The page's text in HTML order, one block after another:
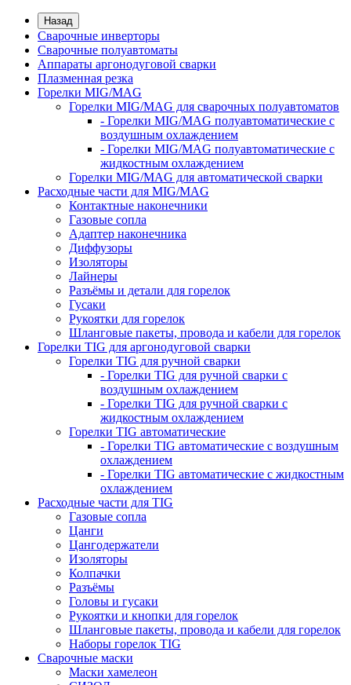
Назад
Сварочные инверторы
Сварочные полуавтоматы
Аппараты аргонодуговой сварки
Плазменная резка
Горелки MIG/MAG
Горелки MIG/MAG для сварочных полуавтоматов
- Горелки MIG/MAG полуавтоматические с
воздушным охлаждением
- Горелки MIG/MAG полуавтоматические с
жидкостным охлаждением
Горелки MIG/MAG для автоматической сварки
Расходные части для MIG/MAG
Контактные наконечники
Газовые сопла
Адаптер наконечника
Диффузоры
Изоляторы
Лайнеры
Разъёмы и детали для горелок
Гусаки
Рукоятки для горелок
Шланговые пакеты, провода и кабели для горелок
Горелки TIG для аргонодуговой сварки
Горелки TIG для ручной сварки
- Горелки TIG для ручной сварки с
воздушным охлаждением
- Горелки TIG для ручной сварки с
жидкостным охлаждением
Горелки TIG автоматические
- Горелки TIG автоматические с воздушным
охлаждением
- Горелки TIG автоматические с жидкостным
охлаждением
Расходные части для TIG
Газовые сопла
Цанги
Цангодержатели
Изоляторы
Колпачки
Разъёмы
Головы и гусаки
Рукоятки и кнопки для горелок
Шланговые пакеты, провода и кабели для горелок
Наборы горелок TIG
Сварочные маски
Маски хамелеон